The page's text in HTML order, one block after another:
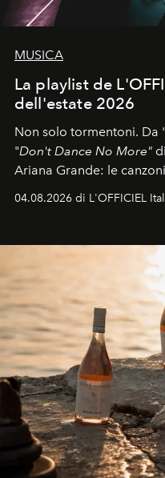
MUSICA
La playlist de
dell'estate 2026
Non solo tormentoni. Da "
"Don't Dance No More"
Ariana Grande: le
04.08.2026 di L'OFFICIEL